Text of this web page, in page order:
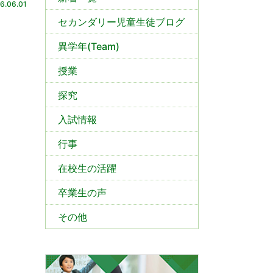
セカンダリー児童生徒ブログ
異学年(Team)
授業
探究
入試情報
行事
在校生の活躍
卒業生の声
その他